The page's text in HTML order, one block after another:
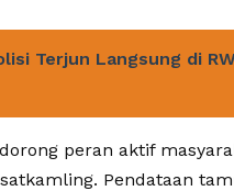
Terjun Langsung di
peran aktif
Pendataan